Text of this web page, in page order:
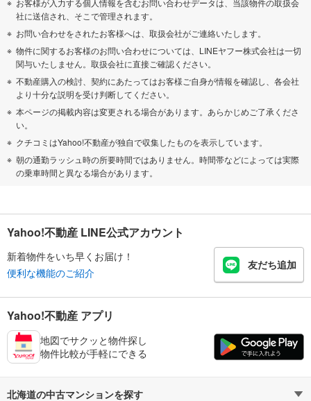
社に送信され、そこで管理されます。
お問い合わせをされたお客様へは、取扱会社がご連絡いたします。
物件に関するお客様のお問い合わせについては、LINEヤフー株式会社は一切
関与いたしません。取扱会社に直接ご確認ください。
不動産購入の検討、契約にあたってはお客様ご自身が情報を確認し、各会社
より十分な説明を受け判断してください。
本ページの掲載内容は変更される場合があります。あらかじめご了承くださ
い。
クチコミはYahoo!不動産が独自で収集したものを表示しています。
朝の通勤ラッシュ時の所要時間ではありません。時間帯などによっては実際
の乗車時間と異なる場合があります。
Yahoo!不動産 LINE公式アカウント
新着物件をいち早くお届け！
便利な機能のご紹介
友だち追加
Yahoo!不動産 アプリ
地図でサクッと物件探し
物件比較が手軽にできる
北海道の中古マンションを探す